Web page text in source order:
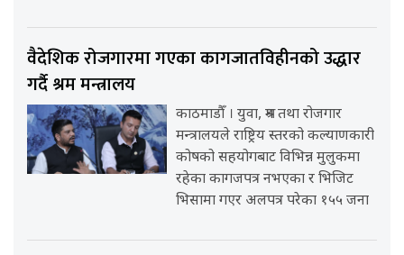
वैदेशिक रोजगारमा गएका कागजातविहीनको उद्धार
गर्दै श्रम मन्त्रालय
काठमाडौँ । युवा, श्रम तथा रोजगार
मन्त्रालयले राष्ट्रिय स्तरको कल्याणकारी
कोषको सहयोगबाट विभिन्न मुलुकमा
रहेका कागजपत्र नभएका र भिजिट
भिसामा गएर अलपत्र परेका १५५ जना